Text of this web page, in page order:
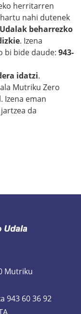
herritarren
nahi dutenek
beharrezko
. Izena
bi bide daude: 943-
idatzi.
Mutriku Zero
Izena eman
da
Mutriku
943 60 36 92